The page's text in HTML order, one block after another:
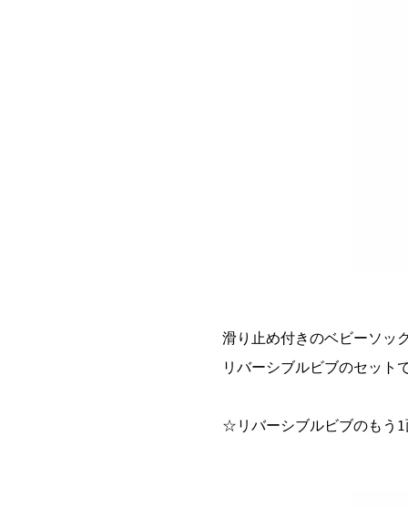
滑り止め付きのベビーソッ
リバーシブルビブのセット
☆リバーシブルビブのもう